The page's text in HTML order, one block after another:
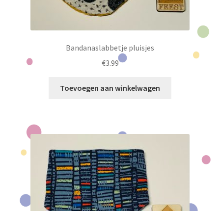
Bandanaslabbetje pluisjes
€3.99
Toevoegen aan winkelwagen